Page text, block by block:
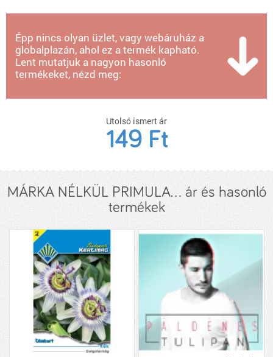
Épp nincs olyan üzlet, vagy webáruház a
globalplazán, ahol ez a termék kapható.
Lent mutatjuk a nagyon hasonló
termékeket, nézd meg:
Utolsó ismert ár
149 Ft
MÁRKA NÉLKÜL PRIMULA... ár és hasonló
termékek